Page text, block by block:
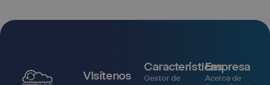
Visítenos
Características
Gestor de
Empresa
Acerca de